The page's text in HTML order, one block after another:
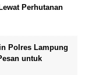
Perhutanan
Polres Lampung
untuk